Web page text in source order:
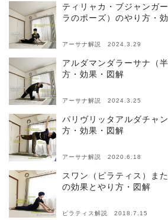
ティリャカ・ブジャンガ
ラのポーズ）のやり方・
アーサナ解説 2024.3.29
アルダマンダラーサナ（
方・効果・図解
アーサナ解説 2024.3.25
パリヴリッタアルダチャ
方・効果・図解
アーサナ解説 2020.6.18
スワン（ピラティス）ま
の効果とやり方・図解
ピラティス解説 2018.7.15